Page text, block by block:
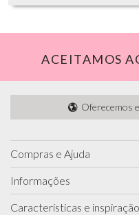
ACEITAMOS
Oferecemos
Compras e Ajuda
Informações
Características e inspiração